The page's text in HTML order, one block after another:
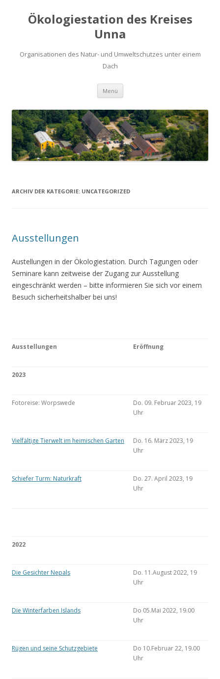
Ökologiestation des Kreises
Unna
Organisationen des Natur- und Umweltschutzes unter einem
Dach
Menü Zum
springen
ARCHIV DER KATEGORIE: UNCATEGORIZED
Ausstellungen
Austellungen in der Ökologiestation. Durch Tagungen oder
Seminare kann zeitweise der Zugang zur Ausstellung
eingeschränkt werden – bitte informieren Sie sich vor einem
Besuch sicherheitshalber bei uns!
Ausstellungen Eröffnung
2023
Fotoreise: Worpswede
Do. 09. Februar 2023, 19
Uhr
Vielfältige Tierwelt im heimischen Garten
Do. 16. März 2023, 19
Uhr
Schiefer Turm: Naturkraft
Do. 27. April 2023, 19
Uhr
2022
Die Gesichter Nepals
Do. 11.August 2022, 19
Uhr
Die Winterfarben Islands
Do 05.Mai 2022, 19.00
Uhr
Rügen und seine Schutzgebiete
Do 10.Februar 22, 19.00
Uhr